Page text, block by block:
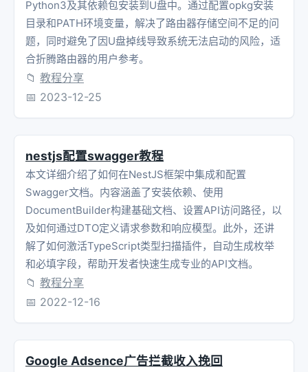
Python3及其依赖包安装到U盘中。通过配置opkg安装
目录和PATH环境变量，解决了路由器存储空间不足的问
题，同时避免了因U盘掉线导致系统无法启动的风险，适
合折腾路由器的用户参考。
📁 教程分享
📅 2023-12-25
nestjs配置swagger教程
本文详细介绍了如何在NestJS框架中集成和配置
Swagger文档。内容涵盖了安装依赖、使用
DocumentBuilder构建基础文档、设置API访问路径，以
及如何通过DTO定义请求参数和响应模型。此外，还讲
解了如何激活TypeScript类型扫描插件，自动生成枚举
和必填字段，帮助开发者快速生成专业的API文档。
📁 教程分享
📅 2022-12-16
Google Adsence广告拦截收入挽回